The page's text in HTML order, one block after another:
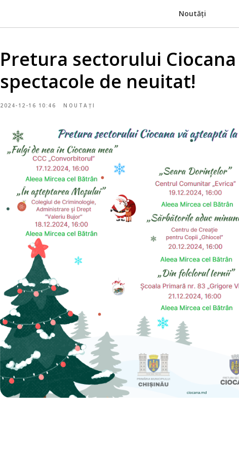
Noutăți
Pretura sectorului
spectacole de neuitat!
2024-12-16 10:46 NOUTAȚI